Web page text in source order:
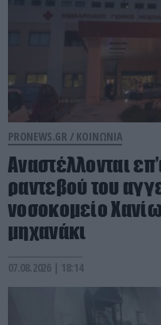
PRONEWS.GR / ΚΟΙΝΩΝΙΑ
Αναστέλλονται
ραντεβού του
νοσοκομείο
μηχανάκι
07.08.2026 | 18:14